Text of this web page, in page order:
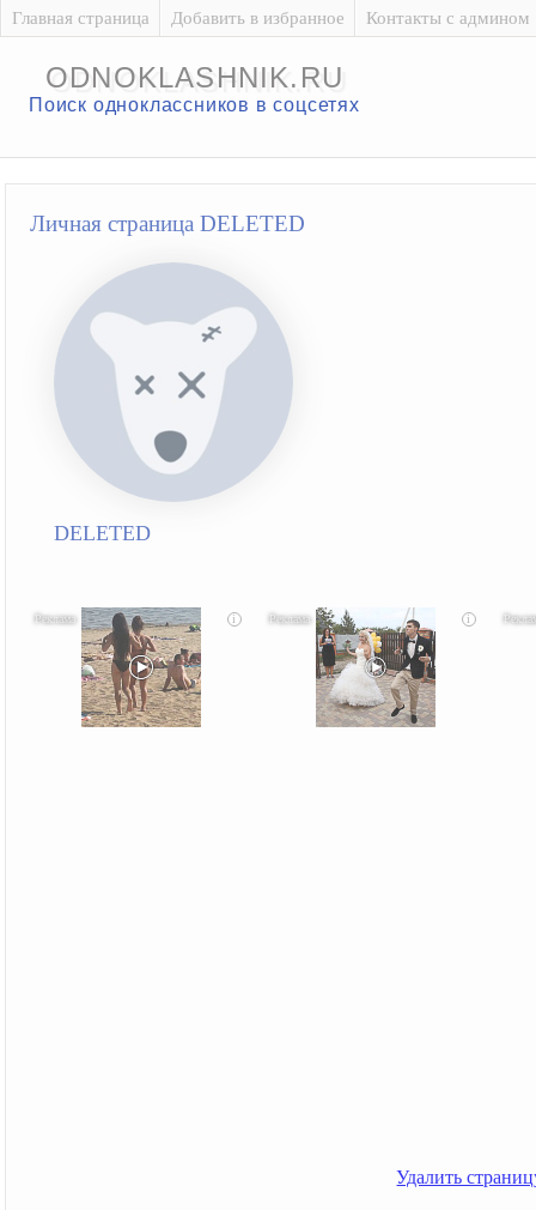
Главная страница Добавить в избранное Контакты с админом
ODNOKLASHNIK.RU
Поиск одноклассников в соцсетях
Личная страница DELETED
DELETED
i i
Удалить